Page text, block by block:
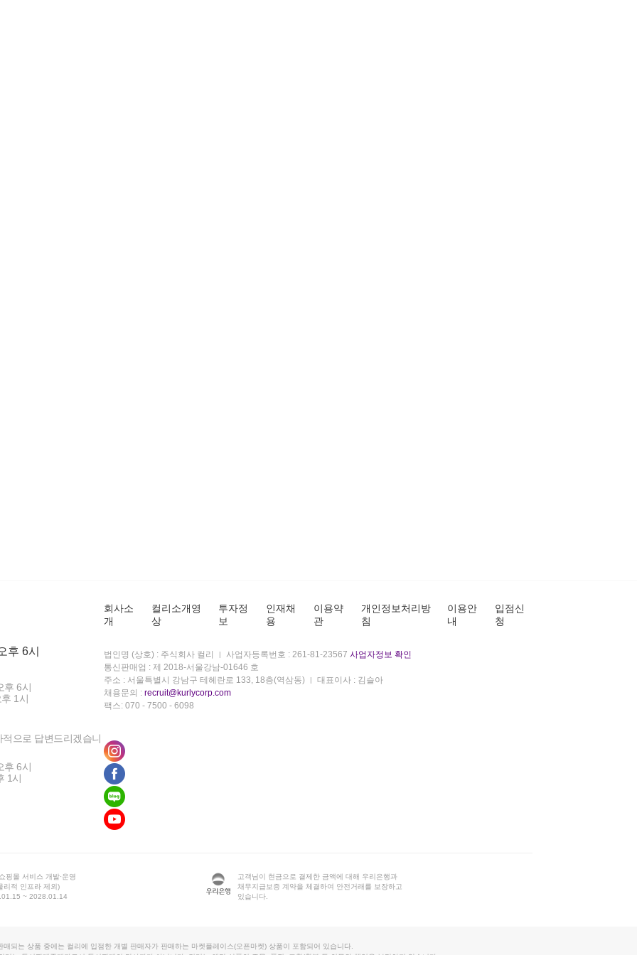
후 6시
후 6시
1시
으로 답변드리겠습니
후 6시
1시
회사소
개
컬리소개영
상
투자정
보
인재채
용
이용약
관
개인정보처리방
침
이용안
내
입점신
청
법인명 (상호) : 주식회사 컬리 사업자등록번호 : 261-81-23567 사업자정보 확인
통신판매업 : 제 2018-서울강남-01646 호
주소 : 서울특별시 강남구 테헤란로 133, 18층(역삼동)
대표이사 : 김슬아
채용문의 : recruit@kurlycorp.com
팩스: 070 - 7500 - 6098
핑몰 서비스 개발·운영
리적 인프라 제외)
~ 2028.01.14
고객님이 현금으로 결제한 금액에 대해 우리은행과
채무지급보증 계약을 체결하여 안전거래를 보장하고
있습니다.
매되는 상품 중에는 컬리에 입점한 개별 판매자가 판매하는 마켓플레이스(오픈마켓) 상품이 포함되어 있습니다.